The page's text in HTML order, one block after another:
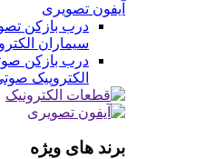
آیفون تصویری
درب بازکن
سیماران
درب بازکن
الکتروپیک
برند های ویژه